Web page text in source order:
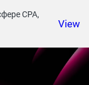
СРА,
View